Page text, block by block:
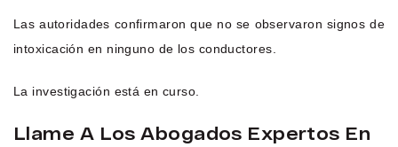
Las autoridades confirmaron que no se observaron signos de
intoxicación en ninguno de los conductores.
La investigación está en curso.
Llame A Los Abogados Expertos En